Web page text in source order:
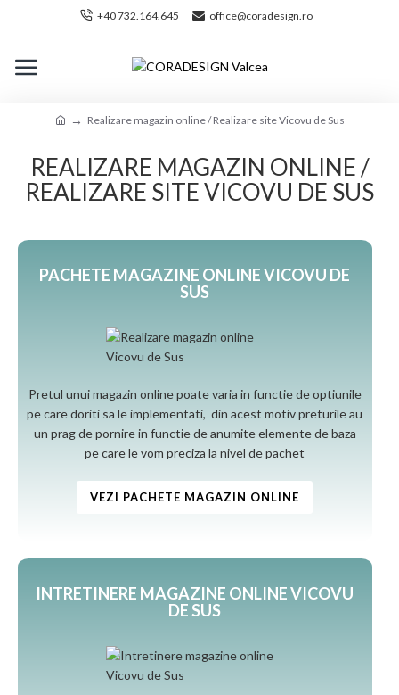
+40 732.164.645 office@coradesign.ro
Realizare magazin online / Realizare site Vicovu de Sus
REALIZARE MAGAZIN ONLINE /
REALIZARE SITE VICOVU DE SUS
PACHETE MAGAZINE ONLINE VICOVU DE
SUS
Pretul unui magazin online poate varia in functie de optiunile
pe care doriti sa le implementati, din acest motiv preturile au
un prag de pornire in functie de anumite elemente de baza
pe care le vom preciza la nivel de pachet
VEZI PACHETE MAGAZIN ONLINE
INTRETINERE MAGAZINE ONLINE VICOVU
DE SUS